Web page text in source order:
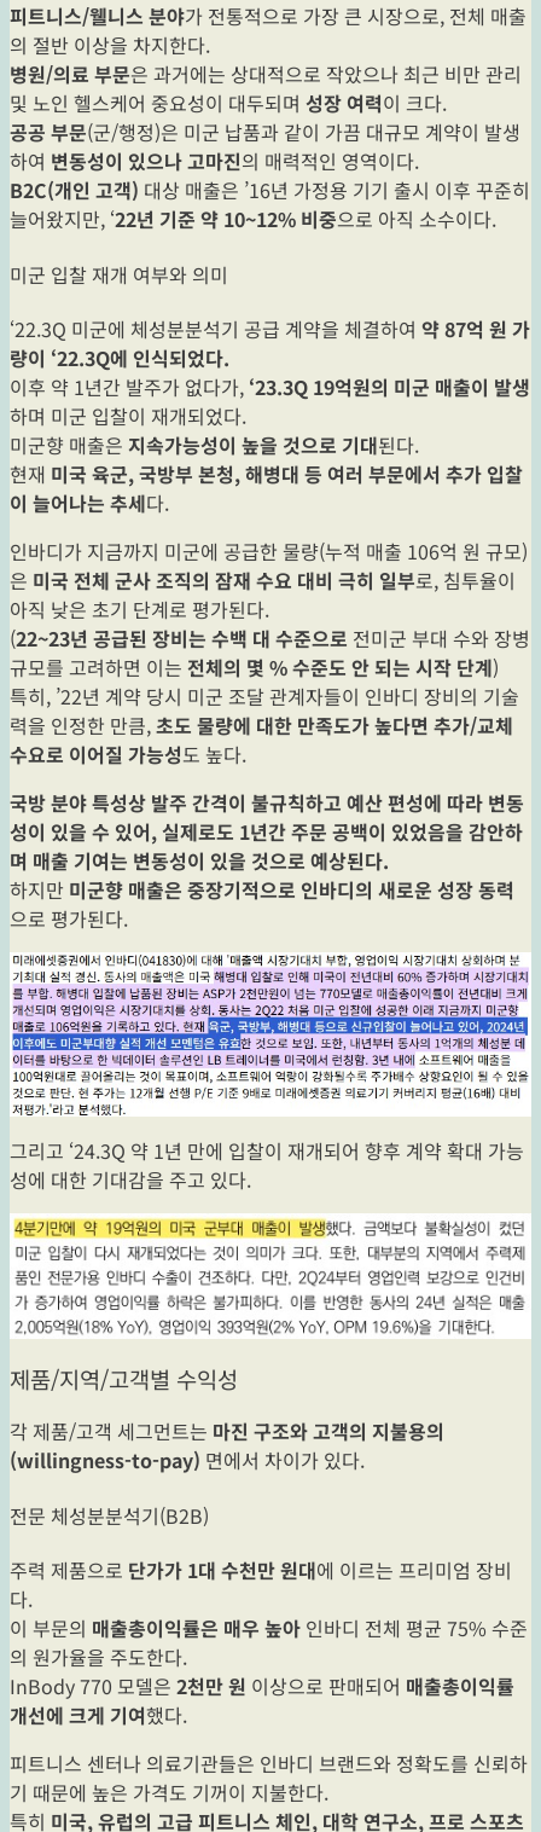
피트니스/웰니스 분야가 전통적으로 가장 큰 시장으로, 전체 매출
의 절반 이상을 차지한다.
병원/의료 부문은 과거에는 상대적으로 작았으나 최근 비만 관리
및 노인 헬스케어 중요성이 대두되며 성장 여력이 크다.
공공 부문(군/행정)은 미군 납품과 같이 가끔 대규모 계약이 발생
하여 변동성이 있으나 고마진의 매력적인 영역이다.
B2C(개인 고객) 대상 매출은 ’16년 가정용 기기 출시 이후 꾸준히
늘어왔지만, ‘22년 기준 약 10~12% 비중으로 아직 소수이다.
미군 입찰 재개 여부와 의미
‘22.3Q 미군에 체성분분석기 공급 계약을 체결하여 약 87억 원 가
량이 ‘22.3Q에 인식되었다.
이후 약 1년간 발주가 없다가, ‘23.3Q 19억원의 미군 매출이 발생
하며 미군 입찰이 재개되었다.
미군향 매출은 지속가능성이 높을 것으로 기대된다.
현재 미국 육군, 국방부 본청, 해병대 등 여러 부문에서 추가 입찰
이 늘어나는 추세다.
인바디가 지금까지 미군에 공급한 물량(누적 매출 106억 원 규모)
은 미국 전체 군사 조직의 잠재 수요 대비 극히 일부로, 침투율이
아직 낮은 초기 단계로 평가된다.
(22~23년 공급된 장비는 수백 대 수준으로 전미군 부대 수와 장병
규모를 고려하면 이는 전체의 몇 % 수준도 안 되는 시작 단계)
특히, ’22년 계약 당시 미군 조달 관계자들이 인바디 장비의 기술
력을 인정한 만큼,초도 물량에 대한 만족도가 높다면 추가/교체
수요로 이어질 가능성도 높다.
국방 분야 특성상 발주 간격이 불규칙하고 예산 편성에 따라 변동
성이 있을 수 있어, 실제로도 1년간 주문 공백이 있었음을 감안하
며 매출 기여는 변동성이 있을 것으로 예상된다.
하지만 미군향 매출은 중장기적으로 인바디의 새로운 성장 동력
으로 평가된다.
그리고 ‘24.3Q 약 1년 만에 입찰이 재개되어 향후 계약 확대 가능
성에 대한 기대감을 주고 있다.
제품/지역/고객별 수익성
각 제품/고객 세그먼트는 마진 구조와 고객의 지불용의
(willingness-to-pay) 면에서 차이가 있다.
전문 체성분분석기(B2B)
주력 제품으로 단가가 1대 수천만 원대에 이르는 프리미엄 장비
다.
이 부문의 매출총이익률은 매우 높아 인바디 전체 평균 75% 수준
의 원가율을 주도한다.
InBody 770 모델은 2천만 원 이상으로 판매되어 매출총이익률
개선에 크게 기여했다.
피트니스 센터나 의료기관들은 인바디 브랜드와 정확도를 신뢰하
기 때문에 높은 가격도 기꺼이 지불한다.
특히 미국, 유럽의 고급 피트니스 체인, 대학 연구소, 프로 스포츠